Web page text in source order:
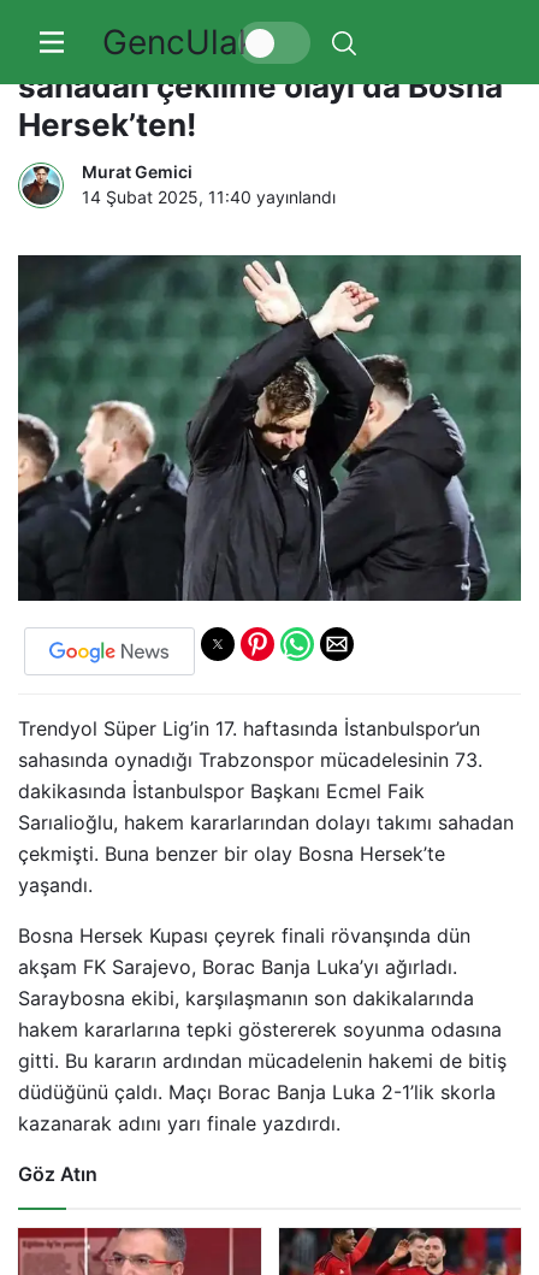
GencUlak
Hakem kararları nedeniyle bir
sahadan çekilme olayı da Bosna
Hersek’ten!
Murat Gemici
14 Şubat 2025, 11:40 yayınlandı
Trendyol Süper Lig’in 17. haftasında İstanbulspor’un
sahasında oynadığı Trabzonspor mücadelesinin 73.
dakikasında İstanbulspor Başkanı Ecmel Faik
Sarıalioğlu, hakem kararlarından dolayı takımı sahadan
çekmişti. Buna benzer bir olay Bosna Hersek’te
yaşandı.
Bosna Hersek Kupası çeyrek finali rövanşında dün
akşam FK Sarajevo, Borac Banja Luka’yı ağırladı.
Saraybosna ekibi, karşılaşmanın son dakikalarında
hakem kararlarına tepki göstererek soyunma odasına
gitti. Bu kararın ardından mücadelenin hakemi de bitiş
düdüğünü çaldı. Maçı Borac Banja Luka 2-1’lik skorla
kazanarak adını yarı finale yazdırdı.
Göz Atın